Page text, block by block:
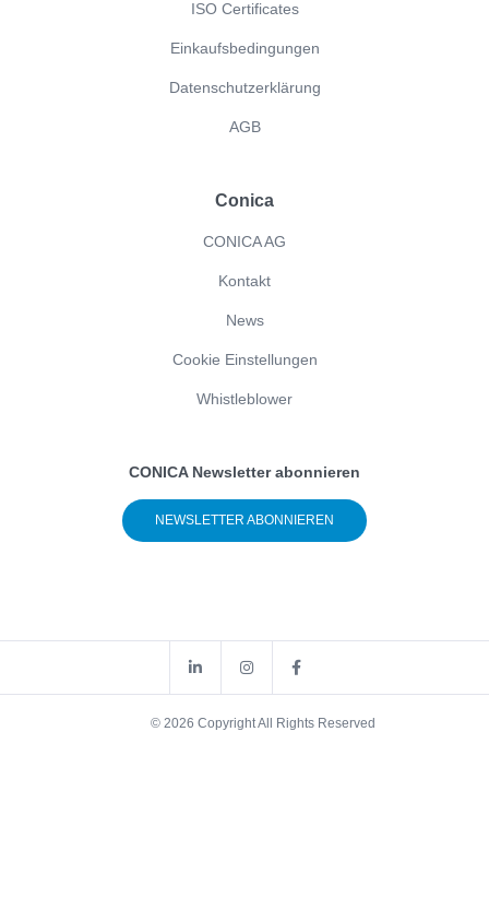
ISO Certificates
Einkaufsbedingungen
Datenschutzerklärung
AGB
Conica
CONICA AG
Kontakt
News
Cookie Einstellungen
Whistleblower
CONICA Newsletter abonnieren
NEWSLETTER ABONNIEREN
© 2026 Copyright All Rights Reserved